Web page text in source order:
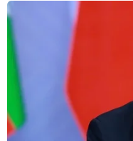
mất lái, đâm thẳng
đường và bị khống chế.